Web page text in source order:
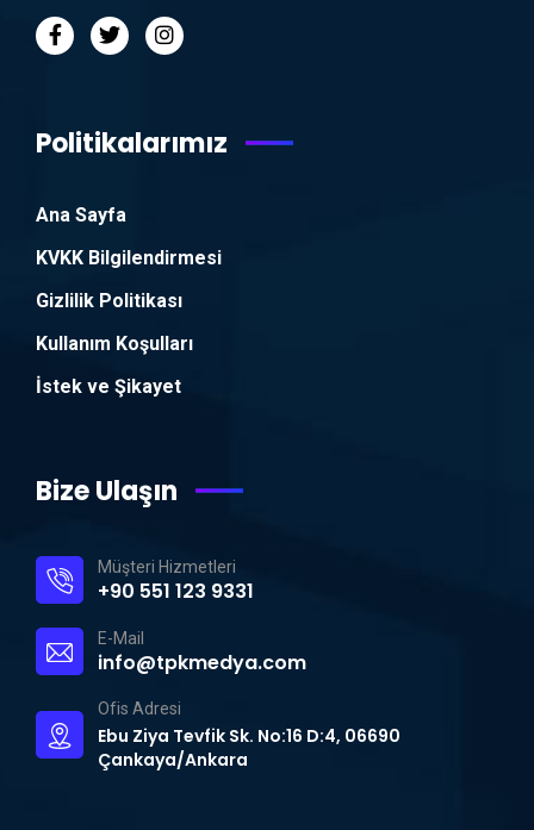
Politikalarımız
Ana Sayfa
KVKK Bilgilendirmesi
Gizlilik Politikası
Kullanım Koşulları
İstek ve Şikayet
Bize Ulaşın
Müşteri Hizmetleri
+90 551 123 9331
E-Mail
info@tpkmedya.com
Ofis Adresi
Ebu Ziya Tevfik Sk. No:16 D:4, 06690
Çankaya/Ankara